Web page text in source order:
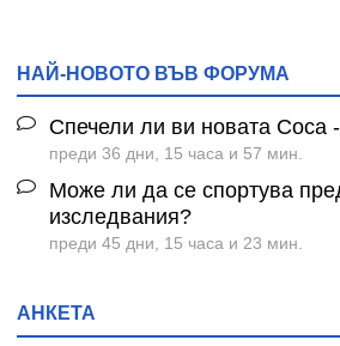
НАЙ-НОВОТО ВЪВ ФОРУМА
Спечели ли ви новата Coca
преди 36 дни, 15 часа и 57 мин.
Може ли да се спортува
изследвания?
преди 45 дни, 15 часа и 23 мин.
АНКЕТА